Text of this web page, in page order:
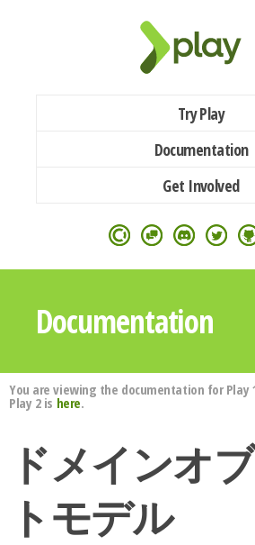
Try Play
Documentation
Get Involved
Documentation
You are viewing the documentation for Play
Play 2 is here.
ドメインオ
トモデル